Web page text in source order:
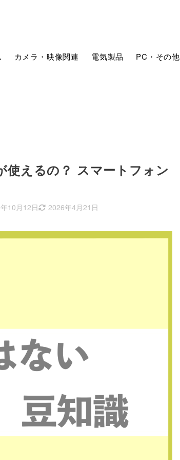
カメラ・映像関連 電気製品 PC・その他
使えるの？ スマートフォン
10月12日 2026年4月21日